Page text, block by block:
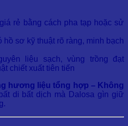
rẻ bằng cách pha tạp hoặc sử
hồ sơ kỹ thuật rõ ràng, minh bạch
liệu sạch, vùng trồng đạt
chiết xuất tiên tiến
hương liệu tổng hợp – Không
di bất dịch mà Dalosa gìn giữ